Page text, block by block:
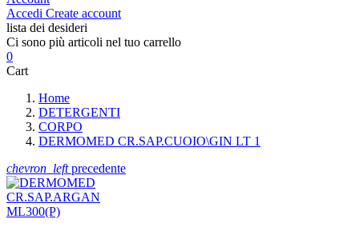
Accedi Create account
lista dei desideri
Ci sono più articoli nel tuo carrello
0
Cart
Home
DETERGENTI
CORPO
DERMOMED CR.SAP.CUOIO\GIN LT 1
chevron_leftprecedente